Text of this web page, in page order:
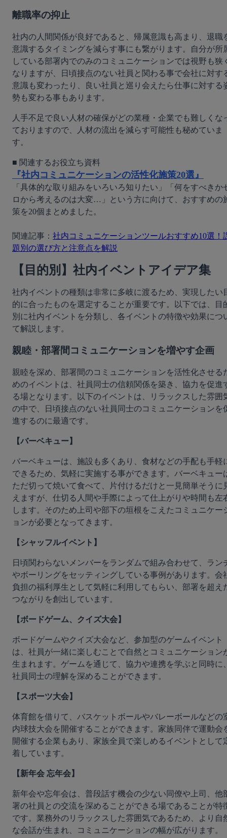
離職率の抑止
社内の人間関係が良好であると、帰属意識も高まり、退職
意識するタイミングを減らす事にも繋がります。自分が所
している部署内でのみのコミュニケーションでは視野も狭
なりますが、日頃接点のない社員と関わる事で会社に対す
意識も変わったり、良い社員と巡り会えたら仕事に対する
勢も変わる事もあります。
人手不足で良い人材の確保がどの業種・企業でも難しくな
ておりますので、人材の流出を減らす可能性も秘めていま
す。
『社内コミュニケーションの活性化施策20選』
「具体的な取り組みをいろいろ知りたい」「何をすべきか
ロから考えるのは大変…」という方に向けて、おすすめの
策を20個まとめました。
関連記事： 社内コミュニケーションツールおすすめ10選！
題別の選び方と注意点を解説
【目的別】社内イベントアイデア集
社内イベントの種類は非常に多岐に渡るため、実現したい
的に合ったものを選定することが重要です。以下では、目
別に社内イベントを分類し、各イベントの特徴や効果につ
て解説します。
親睦・部署間コミュニケーションを増やす企画
親睦を深め、部署間のコミュニケーションを活性化させる
めのイベントは、社員同士の信頼関係を築き、協力を促進
る場となります。以下のイベントは、リラックスした雰囲
の中で、日頃接点のない社員同士のコミュニケーションを
進するのに最適です。
【バーベキュー】
バーベキューは、施設も多くあり、食材などの手配も手軽
できるため、気軽に実施する事ができます。バーベキュー
ただ切って焼いて食べて、片付けるだけと一見簡単そうに
えますが、仕切る人間や手際によって仕上がりや時間も左
します。そのため上司や部下の垣根をこえたコミュニケー
ョンが必要となってきます。
【シャッフルイベント】
日頃関わらないメンバーをランダムで組み合わせて、ラン
やボーリングをセッティングしている事例があります。会
負担の福利厚生として気軽に利用してもらい、部署を超え
つながりを創出しています。
【ボードゲーム、クイズ大会】
ボードゲームやクイズ大会など、参加型のゲームイベント
は、社員が一緒に楽しむことで自然とコミュニケーション
生まれます。ゲームを通じて、協力や連携を学ぶと同時に
社員同士の理解を深めることができます。
【スポーツ大会】
体育館を借りて、バスケットボールやバレーボールなどの
内球技大会を開催することができます。家族同伴で運動会
開催する企業もあり、家族全員で楽しめるイベントとして
着しています。
【新年会 忘年会】
新年会や忘年会は、普段話す機会の少ない同僚や上司、他
署の社員との交流を深めることができる場であることが特
です。業務外のリラックスした雰囲気であるため、より自
な会話が生まれ、コミュニケーションの幅が広がります。